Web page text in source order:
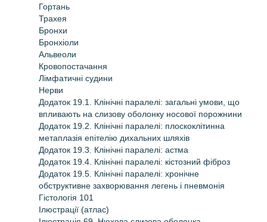
Гортань
Трахея
Бронхи
Бронхіоли
Альвеоли
Кровопостачання
Лімфатичні судини
Нерви
Додаток 19.1. Клінічні паралелі: загальні умови, що
впливають на слизову оболонку носової порожнини
Додаток 19.2. Клінічні паралелі: плоскоклітинна
метаплазія епітелію дихальних шляхів
Додаток 19.3. Клінічні паралелі: астма
Додаток 19.4. Клінічні паралелі: кістозний фіброз
Додаток 19.5. Клінічні паралелі: хронічне
обструктивне захворювання легень і пневмонія
Гістологія 101
Ілюстрації (атлас)